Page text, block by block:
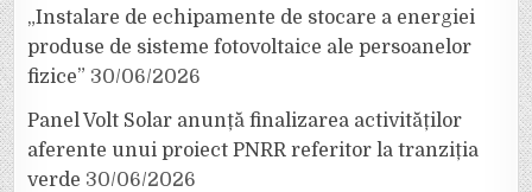
„Instalare de echipamente de stocare a energiei
produse de sisteme fotovoltaice ale persoanelor
fizice” 30/06/2026
Panel Volt Solar anunță finalizarea activităților
aferente unui proiect PNRR referitor la tranziția
verde 30/06/2026